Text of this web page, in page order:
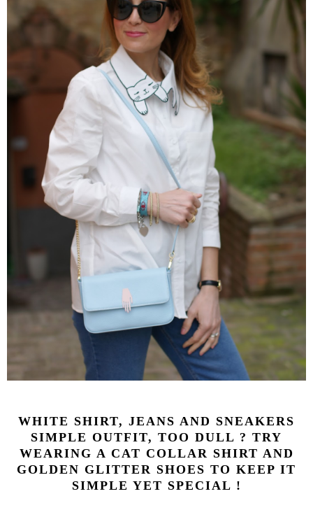
WHITE SHIRT, JEANS AND SNEAKERS
SIMPLE OUTFIT, TOO DULL ? TRY
WEARING A CAT COLLAR SHIRT AND
GOLDEN GLITTER SHOES TO KEEP IT
SIMPLE YET SPECIAL !